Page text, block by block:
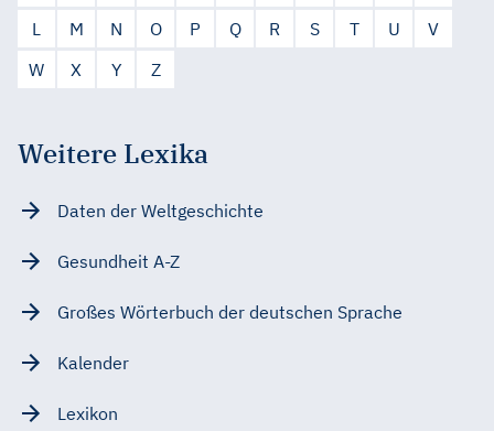
L
M N O P Q R S T U
V
W
X Y Z
Weitere Lexika
Daten der Weltgeschichte
Gesundheit A-Z
Großes Wörterbuch der deutschen Sprache
Kalender
Lexikon